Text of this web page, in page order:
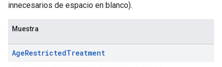
innecesarios de espacio en blanco).
Muestra
AgeRestrictedTreatment